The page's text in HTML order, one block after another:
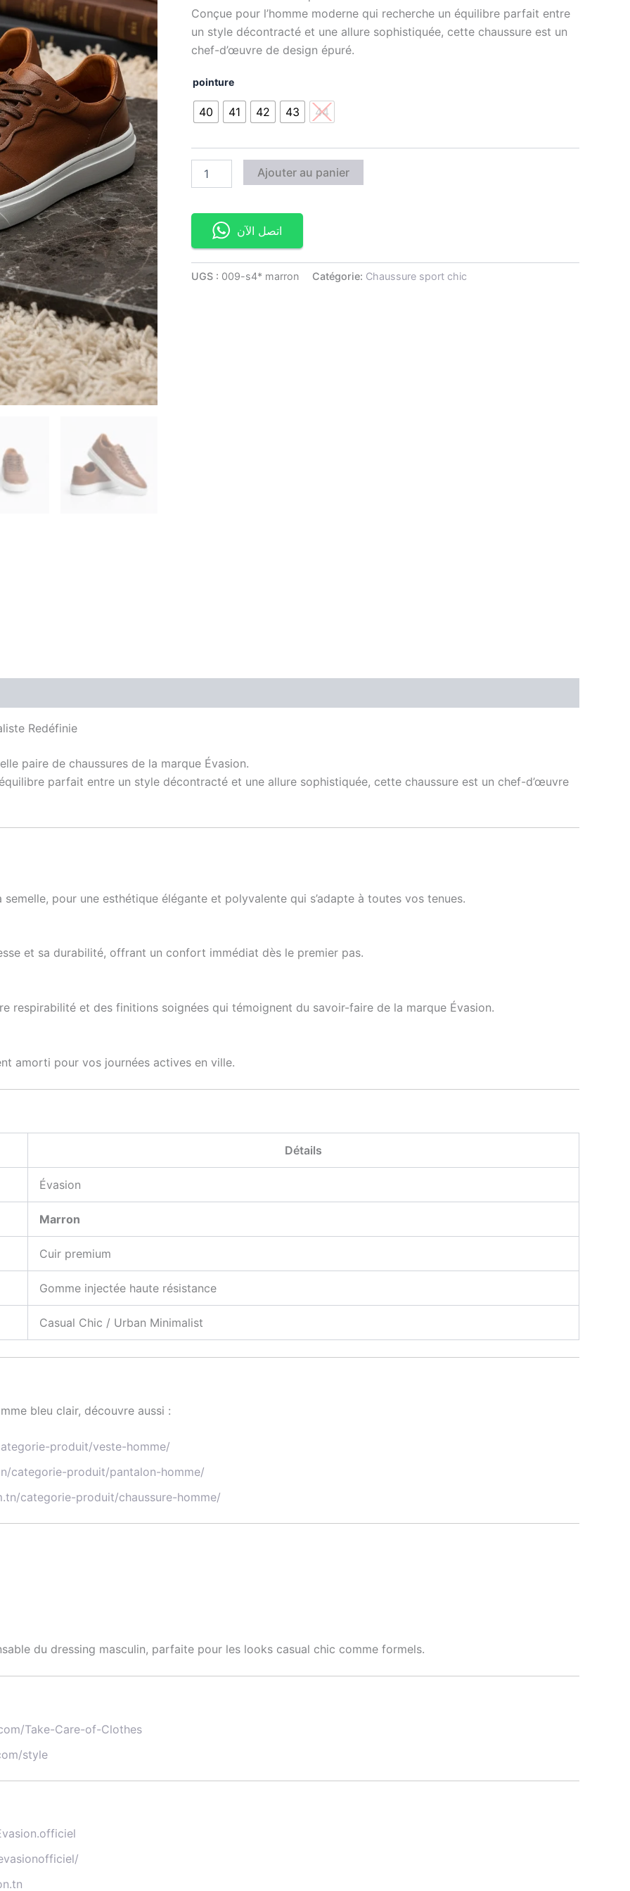
Conçue pour l’homme moderne qui recherche un équilibre parfait entre
un style décontracté et une allure sophistiquée, cette chaussure est un
chef-d’œuvre de design épuré.
pointure
40 41 42 43 44
Ajouter au panier
اتصل الآن
UGS : 009-s4* marron Catégorie: Chaussure sport chic
Redéfinie
paire de chaussures de la marque Évasion.
parfait entre un style décontracté et une allure sophistiquée, cette chaussure est un chef-d’œuvre
semelle, pour une esthétique élégante et polyvalente qui s’adapte à toutes vos tenues.
et sa durabilité, offrant un confort immédiat dès le premier pas.
respirabilité et des finitions soignées qui témoignent du savoir-faire de la marque Évasion.
amorti pour vos journées actives en ville.
Détails
Évasion
Marron
Cuir premium
Gomme injectée haute résistance
Casual Chic / Urban Minimalist
bleu clair, découvre aussi :
produit/veste-homme/
categorie-produit/pantalon-homme/
categorie-produit/chaussure-homme/
du dressing masculin, parfaite pour les looks casual chic comme formels.
Take-Care-of-Clothes
style